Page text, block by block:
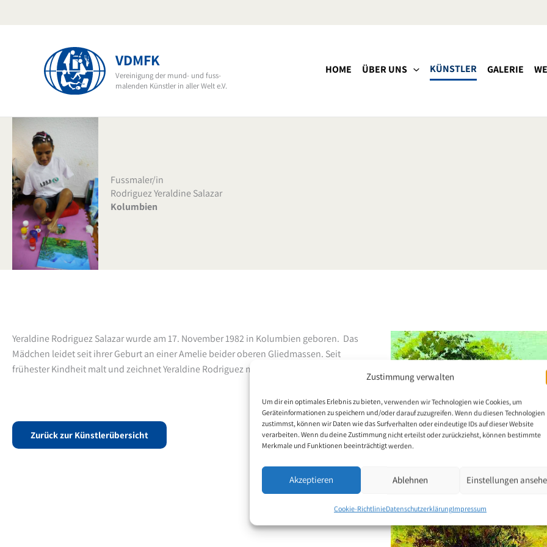
Zustimmung verwalten
Um dir ein optimales Erlebnis zu bieten, verwenden wir Technologien wie Cookies, um
Geräteinformationen zu speichern und/oder darauf zuzugreifen. Wenn du diesen Technologien
zustimmst, können wir Daten wie das Surfverhalten oder eindeutige IDs auf dieser Website
verarbeiten. Wenn du deine Zustimmung nicht erteilst oder zurückziehst, können bestimmte
Merkmale und Funktionen beeinträchtigt werden.
Akzeptieren Ablehnen Einstellungen
Cookie-RichtlinieDatenschutzerklärungImpressum
VDMFK
Vereinigung der mund- und fuss-
malenden Künstler in aller Welt e.V.
HOME ÜBER UNS KÜNSTLER GALERIE
Fussmaler/in
Rodriguez Yeraldine Salazar
Kolumbien
Yeraldine Rodriguez Salazar wurde am 17. November 1982 in Kolumbien geboren. Das
Mädchen leidet seit ihrer Geburt an einer Amelie beider oberen Gliedmassen. Seit
frühester Kindheit malt und zeichnet Yeraldine Rodriguez mit dem linken Fuss.
Zurück zur Künstlerübersicht